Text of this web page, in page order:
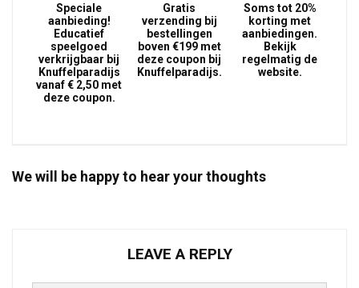
Speciale
aanbieding!
Educatief
speelgoed
verkrijgbaar bij
Knuffelparadijs
vanaf € 2,50 met
deze coupon.
Gratis
verzending bij
bestellingen
boven €199 met
deze coupon bij
Knuffelparadijs.
Soms tot 20%
korting met
aanbiedingen.
Bekijk
regelmatig de
website.
We will be happy to hear your thoughts
LEAVE A REPLY